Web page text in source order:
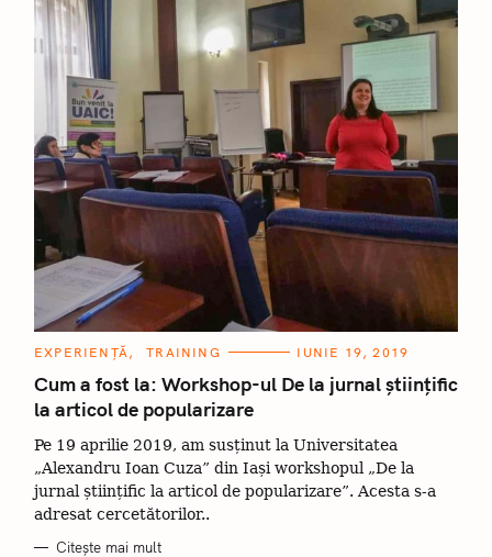
C
T
E
G
R
I
EXPERIENȚĂ TRAINING IUNIE 19, 2019
Cum a fost la: Workshop-ul De la jurnal științific
la articol de popularizare
Pe 19 aprilie 2019, am susținut la Universitatea
„Alexandru Ioan Cuza” din Iași workshopul „De la
jurnal științific la articol de popularizare”. Acesta s-a
adresat cercetătorilor..
Citește mai mult